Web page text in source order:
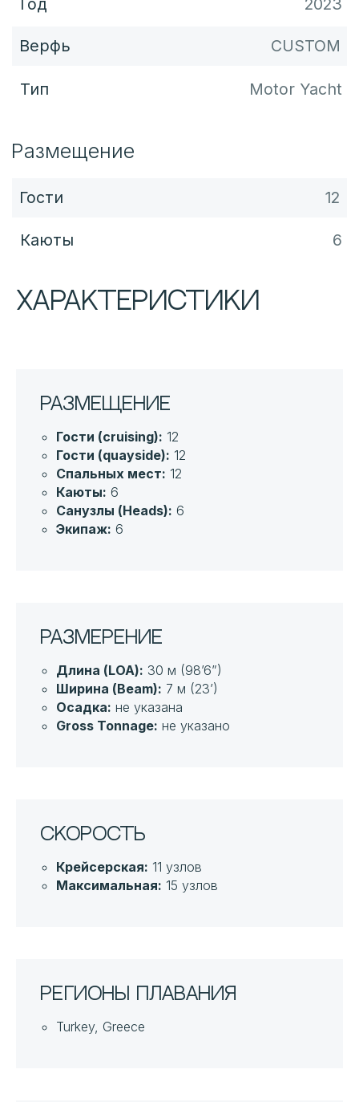
Характеристики
Размещение
Гости (cruising): 12
Гости (quayside): 12
Спальных мест: 12
Каюты: 6
Санузлы (Heads): 6
Экипаж: 6
Размерение
Длина (LOA): 30 м (98’6”)
Ширина (Beam): 7 м (23’)
Осадка: не указана
Gross Tonnage: не указано
Скорость
Крейсерская: 11 узлов
Максимальная: 15 узлов
Регионы плавания
Turkey, Greece